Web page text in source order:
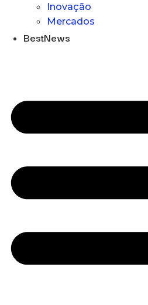
Inovação
Mercados
BestNews